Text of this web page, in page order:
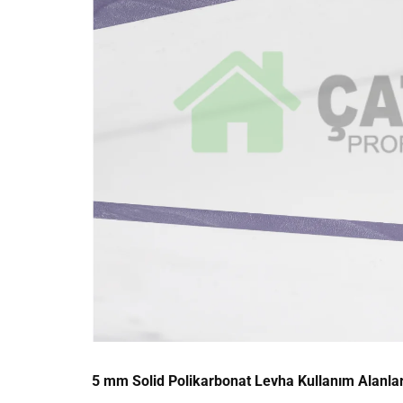
5 mm Solid Polikarbonat Levha Kullanım